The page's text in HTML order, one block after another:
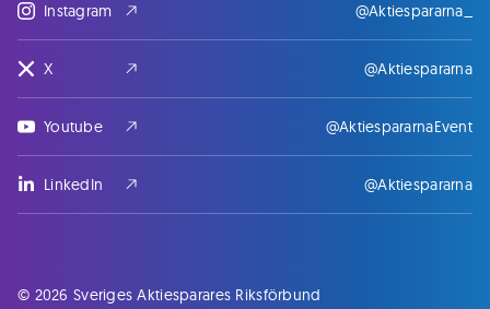
Instagram @Aktiespararna_
X @Aktiespararna
Youtube @AktiespararnaEvent
LinkedIn @Aktiespararna
© 2026 Sveriges Aktiesparares Riksförbund